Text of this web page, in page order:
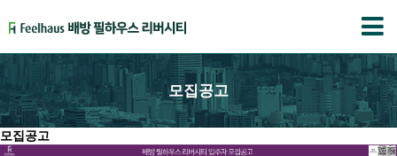
모집공고
모집공고